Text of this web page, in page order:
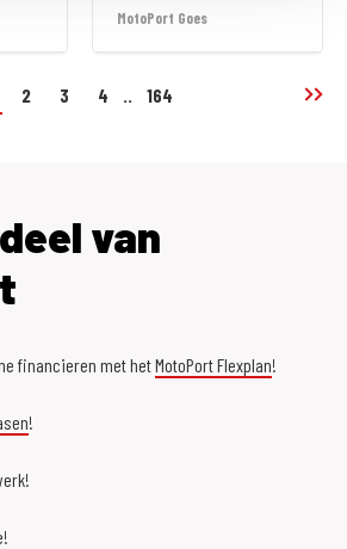
MotoPort Goes
2 3 4 .. 164
van
financieren met hetMotoPort Flexplan!
!